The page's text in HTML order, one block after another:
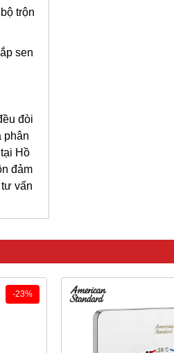
trộn
sen
đòi
phân
Hồ
đảm
vấn
-23%